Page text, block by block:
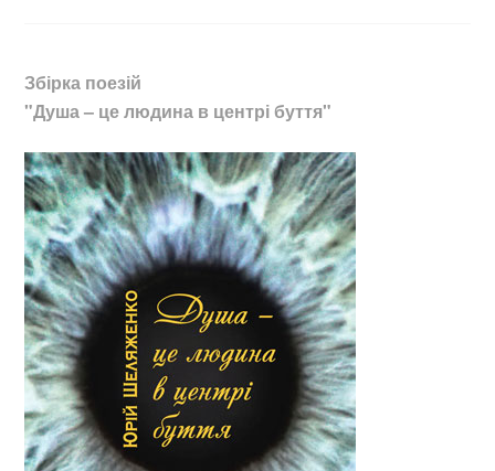
Збірка поезій
"Душа – це людина в центрі буття"